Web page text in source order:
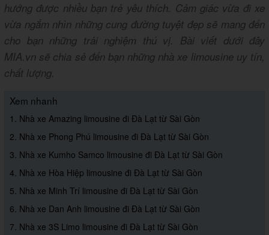
hướng được nhiều bạn trẻ yêu thích. Cảm giác vừa đi xe
vừa ngắm nhìn những cung đường tuyệt đẹp sẽ mang đến
cho bạn những trải nghiệm thú vị. Bài viết dưới đây
MIA.vn sẽ chia sẻ đến bạn những nhà xe limousine uy tín,
chất lượng.
Xem nhanh
1. Nhà xe Amazing limousine đi Đà Lạt từ Sài Gòn
2. Nhà xe Phong Phú limousine đi Đà Lạt từ Sài Gòn
3. Nhà xe Kumho Samco limousine đi Đà Lạt từ Sài Gòn
4. Nhà xe Hòa Hiệp limousine đi Đà Lạt từ Sài Gòn
5. Nhà xe Minh Trí limousine đi Đà Lạt từ Sài Gòn
6. Nhà xe Dan Anh limousine đi Đà Lạt từ Sài Gòn
7. Nhà xe 3S Limo limousine đi Đà Lạt từ Sài Gòn